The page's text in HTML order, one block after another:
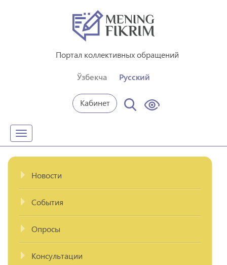
Портал коллективных обращений
Ўзбекча Русский
Кабинет
Toggle
navigation
Новости
События
Опросы
Консультации